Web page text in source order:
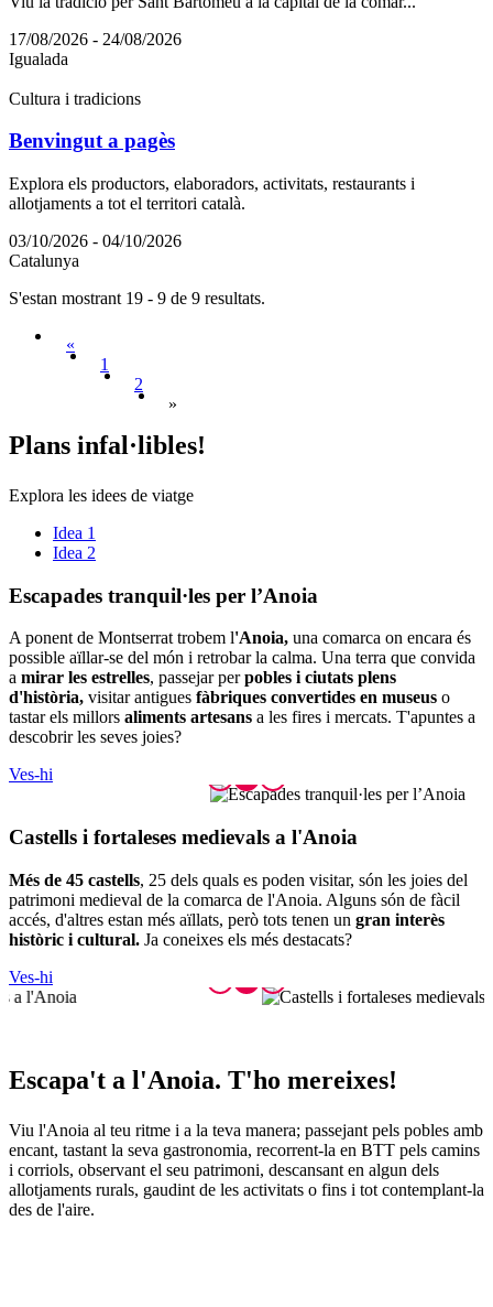
17/08/2026 - 24/08/2026
Igualada
Cultura i tradicions
Benvingut a pagès
Explora els productors, elaboradors, activitats, restaurants i
allotjaments a tot el territori català.
03/10/2026 - 04/10/2026
Catalunya
S'estan mostrant 19 - 9 de 9 resultats.
«
1
2
»
Plans infal·libles!
Explora les idees de viatge
Idea 1
Idea 2
Escapades tranquil·les per l’Anoia
A ponent de Montserrat trobem l'Anoia, una comarca on encara és
possible aïllar-se del món i retrobar la calma. Una terra que convida
a mirar les estrelles, passejar perpobles i ciutats plens
d'història, visitar antigues fàbriques convertides en museus o
tastar els millors aliments artesans a les fires i mercats. T'apuntes a
descobrir les seves joies?
Ves-hi
Castells i fortaleses medievals a l'Anoia
Més de 45 castells, 25 dels quals es poden visitar, són les joies del
patrimoni medieval de la comarca de l'Anoia. Alguns són de fàcil
accés, d'altres estan més aïllats, però tots tenen un gran interès
històric i cultural. Ja coneixes els més destacats?
Ves-hi
Escapa't a l'Anoia. T'ho mereixes!
Viu l'Anoia al teu ritme i a la teva manera; passejant pels pobles amb
encant, tastant la seva gastronomia, recorrent-la en BTT pels camins
i corriols, observant el seu patrimoni, descansant en algun dels
allotjaments rurals, gaudint de les activitats o fins i tot contemplant-la
des de l'aire.